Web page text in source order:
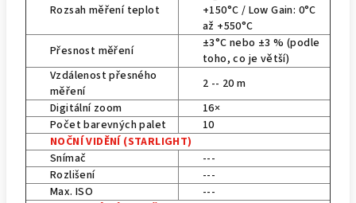
Rozsah měření teplot
+150°C / Low Gain: 0°C
až +550°C
Přesnost měření
±3°C nebo ±3 % (podle
toho, co je větší)
Vzdálenost přesného
měření
2 -- 20 m
Digitální zoom
16×
Počet barevných palet
10
NOČNÍ VIDĚNÍ (STARLIGHT)
Snímač
---
Rozlišení
---
Max. ISO
---